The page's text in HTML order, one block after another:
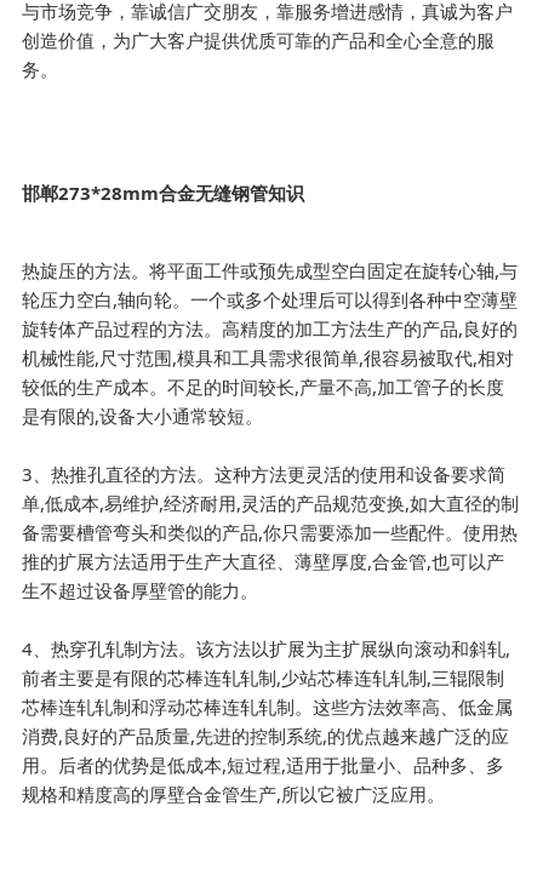
与市场竞争，靠诚信广交朋友，靠服务增进感情，真诚为客户
创造价值，为广大客户提供优质可靠的产品和全心全意的服
务。
邯郸273*28mm合金无缝钢管知识
热旋压的方法。将平面工件或预先成型空白固定在旋转心轴,与
轮压力空白,轴向轮。一个或多个处理后可以得到各种中空薄壁
旋转体产品过程的方法。高精度的加工方法生产的产品,良好的
机械性能,尺寸范围,模具和工具需求很简单,很容易被取代,相对
较低的生产成本。不足的时间较长,产量不高,加工管子的长度
是有限的,设备大小通常较短。
3、热推孔直径的方法。这种方法更灵活的使用和设备要求简
单,低成本,易维护,经济耐用,灵活的产品规范变换,如大直径的制
备需要槽管弯头和类似的产品,你只需要添加一些配件。使用热
推的扩展方法适用于生产大直径、薄壁厚度,合金管,也可以产
生不超过设备厚壁管的能力。
4、热穿孔轧制方法。该方法以扩展为主扩展纵向滚动和斜轧,
前者主要是有限的芯棒连轧轧制,少站芯棒连轧轧制,三辊限制
芯棒连轧轧制和浮动芯棒连轧轧制。这些方法效率高、低金属
消费,良好的产品质量,先进的控制系统,的优点越来越广泛的应
用。后者的优势是低成本,短过程,适用于批量小、品种多、多
规格和精度高的厚壁合金管生产,所以它被广泛应用。